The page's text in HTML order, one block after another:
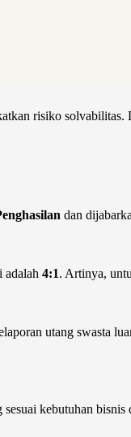
risiko
dan
adalah 4:1. Artinya,
utang swasta
kebutuhan bisnis